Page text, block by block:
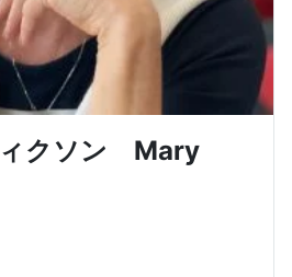
ィクソン Mary